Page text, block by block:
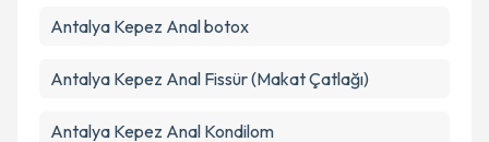
Antalya Kepez Anal botox
Antalya Kepez Anal Fissür (Makat Çatlağı)
Antalya Kepez Anal Kondilom